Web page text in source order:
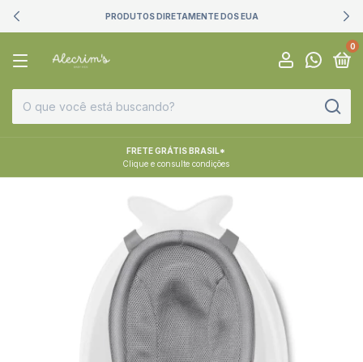
PRODUTOS DIRETAMENTE DOS EUA
0
FRETE GRÁTIS BRASIL*
Clique e consulte condições